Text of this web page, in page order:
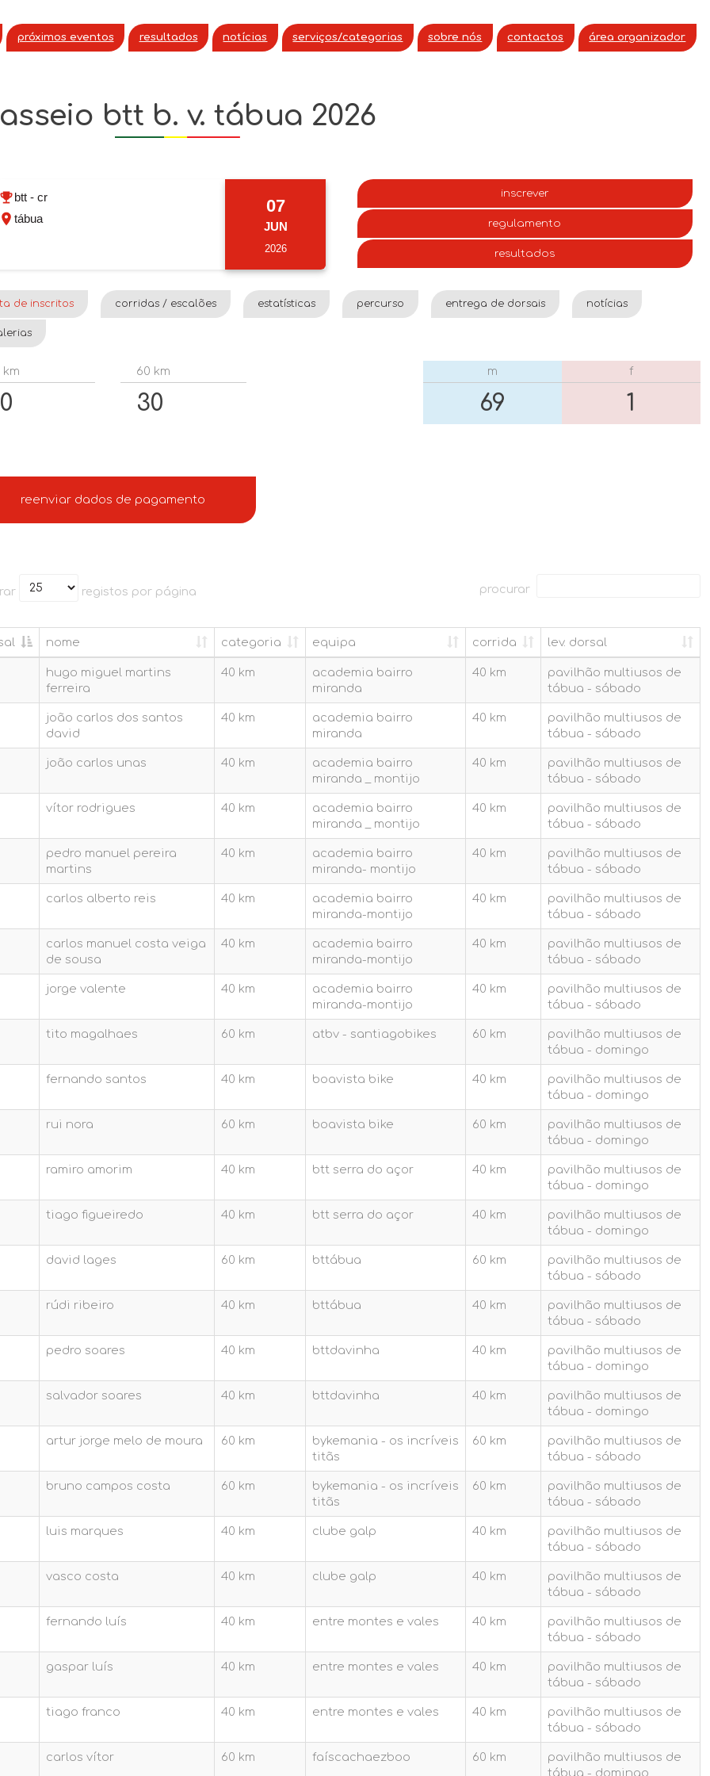
próximos eventos resultados notícias serviços/categorias sobre nós contactos área organizador
btt b. v. tábua 2026
btt - cr
tábua
07
JUN
2026
inscrever
regulamento
resultados
de inscritos corridas / escalões estatísticas percurso entrega de dorsais notícias
km 60 km
30
m
69
f
1
reenviar dados de pagamento
registos por página procurar
nome categoria equipa corrida
lev. dorsal
nome categoria equipa corrida lev. dorsal
hugo miguel martins
ferreira
40 km
academia bairro
miranda
40 km
pavilhão multiusos de
tábua - sábado
joão carlos dos santos
david
40 km
academia bairro
miranda
40 km
pavilhão multiusos de
tábua - sábado
joão carlos unas 40 km
academia bairro
miranda _ montijo
40 km
pavilhão multiusos de
tábua - sábado
vítor rodrigues 40 km
academia bairro
miranda _ montijo
40 km
pavilhão multiusos de
tábua - sábado
pedro manuel pereira
martins
40 km
academia bairro
miranda- montijo
40 km
pavilhão multiusos de
tábua - sábado
carlos alberto reis 40 km
academia bairro
miranda-montijo
40 km
pavilhão multiusos de
tábua - sábado
carlos manuel costa veiga
de sousa
40 km
academia bairro
miranda-montijo
40 km
pavilhão multiusos de
tábua - sábado
jorge valente 40 km
academia bairro
miranda-montijo
40 km
pavilhão multiusos de
tábua - sábado
tito magalhaes 60 km atbv - santiagobikes 60 km
pavilhão multiusos de
tábua - domingo
fernando santos 40 km boavista bike 40 km
pavilhão multiusos de
tábua - domingo
rui nora 60 km boavista bike 60 km
pavilhão multiusos de
tábua - domingo
ramiro amorim 40 km btt serra do açor 40 km
pavilhão multiusos de
tábua - domingo
tiago figueiredo 40 km btt serra do açor 40 km
pavilhão multiusos de
tábua - domingo
david lages 60 km bttábua 60 km
pavilhão multiusos de
tábua - sábado
rúdi ribeiro 40 km bttábua 40 km
pavilhão multiusos de
tábua - sábado
pedro soares 40 km bttdavinha 40 km
pavilhão multiusos de
tábua - domingo
salvador soares 40 km bttdavinha 40 km
pavilhão multiusos de
tábua - domingo
artur jorge melo de moura 60 km
bykemania - os incríveis
titãs
60 km
pavilhão multiusos de
tábua - sábado
bruno campos costa 60 km
bykemania - os incríveis
titãs
60 km
pavilhão multiusos de
tábua - sábado
luis marques 40 km clube galp 40 km
pavilhão multiusos de
tábua - sábado
vasco costa 40 km clube galp 40 km
pavilhão multiusos de
tábua - sábado
fernando luís 40 km entre montes e vales 40 km
pavilhão multiusos de
tábua - sábado
gaspar luís 40 km entre montes e vales 40 km
pavilhão multiusos de
tábua - sábado
tiago franco 40 km entre montes e vales 40 km
pavilhão multiusos de
tábua - sábado
carlos vítor 60 km faíscachaezboo 60 km
pavilhão multiusos de
tábua - domingo